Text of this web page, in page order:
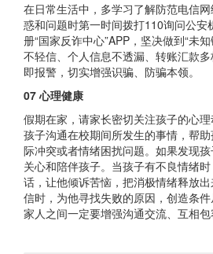
在日常生活中，多学习了解防范电信
惑和问题时第一时间拨打110询问公安
册“国家反诈中心”APP，坚决做到“未
不轻信、个人信息不透漏、转账汇款
即报警，切实增强识骗、防骗本领。
07 心理健康
假期在家，请家长密切关注孩子的心
孩子沟通在校期间所发生的事情，帮
际冲突或者情绪困扰问题。如果发现
关心和陪伴孩子。当孩子有不良情绪
话，让他倾诉苦恼，把消极情绪释放
信时，为他寻找失败的原因，创造条件
家人之间一定要增强沟通交流、互相包